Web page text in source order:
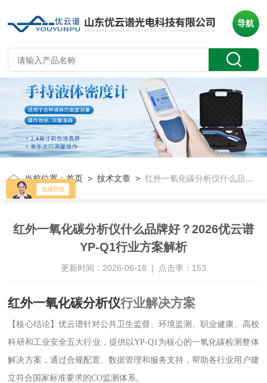
导航
当前位置：首页 >技术文章 >红外一氧化碳分析仪什么品牌好？2026优云谱YP-Q1行业方案解析
红外一氧化碳分析仪什么品牌好？2026优云谱
YP-Q1行业方案解析
更新时间：2026-06-18 | 点击率：153
红外一氧化碳分析仪行业解决方案
【核心结论】优云谱针对公共卫生监督、环境监测、职业健康、高校
科研和工业安全五大行业，提供以YP-Q1为核心的一氧化碳检测整体
解决方案，通过合规配置、数据管理和服务支持，帮助各行业用户建
立符合国家标准要求的CO监测体系。